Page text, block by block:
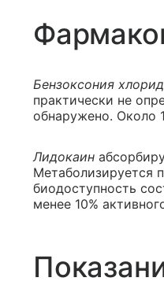
Бензоксония хлорид
практически не
обнаружено. Около
Лидокаин
Метаболизируется
биодоступность
менее 10%